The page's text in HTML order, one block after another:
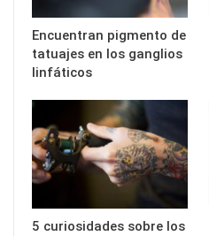
Encuentran pigmento de
tatuajes en los ganglios
linfáticos
5 curiosidades sobre los